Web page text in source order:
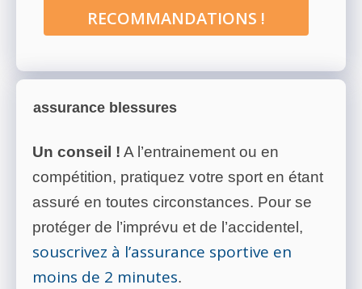
RECOMMANDATIONS !
assurance blessures
Un conseil ! A l’entrainement ou en
compétition, pratiquez votre sport en étant
assuré en toutes circonstances. Pour se
protéger de l’imprévu et de l’accidentel,
souscrivez à l’assurance sportive en
moins de 2 minutes.